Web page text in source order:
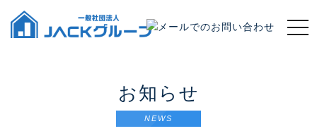
t
お知らせ
NEWS